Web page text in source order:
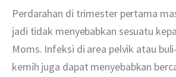
Perdarahan di trimester pertama
jadi tidak menyebabkan sesuatu
Moms. Infeksi di area pelvik atau
kemih juga dapat menyebabkan